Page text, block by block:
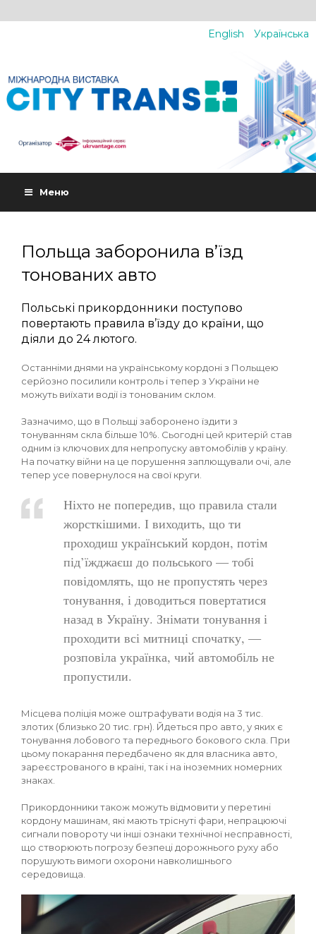
English Українська
Меню
Польща заборонила в’їзд
тонованих авто
Польські прикордонники поступово
повертають правила в’їзду до країни, що
діяли до 24 лютого.
Останніми днями на українському кордоні з Польщею
серйозно посилили контроль і тепер з України не
можуть виїхати водії із тонованим склом.
Зазначимо, що в Польщі заборонено їздити з
тонуванням скла більше 10%. Сьогодні цей критерій став
одним із ключових для непропуску автомобілів у країну.
На початку війни на це порушення заплющували очі, але
тепер усе повернулося на свої круги.
Ніхто не попередив, що правила стали
жорсткішими. І виходить, що ти
проходиш український кордон, потім
під’їжджаєш до польського — тобі
повідомлять, що не пропустять через
тонування, і доводиться повертатися
назад в Україну. Знімати тонування і
проходити всі митниці спочатку, —
розповіла українка, чий автомобіль не
пропустили.
Місцева поліція може оштрафувати водія на 3 тис.
злотих (близько 20 тис. грн). Йдеться про авто, у яких є
тонування лобового та переднього бокового скла. При
цьому покарання передбачено як для власника авто,
зареєстрованого в країні, так і на іноземних номерних
знаках.
Прикордонники також можуть відмовити у перетині
кордону машинам, які мають тріснуті фари, непрацюючі
сигнали повороту чи інші ознаки технічної несправності,
що створюють погрозу безпеці дорожнього руху або
порушують вимоги охорони навколишнього
середовища.